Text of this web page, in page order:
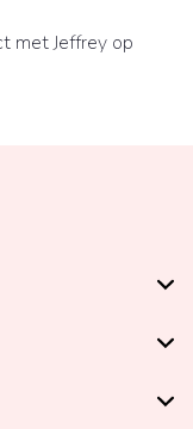
met Jeffrey op